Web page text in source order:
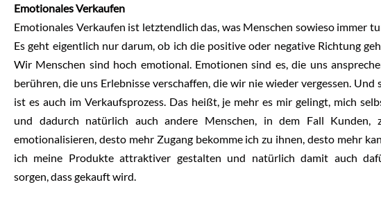
Emotionales Verkaufen
Emotionales Verkaufen ist letztendlich das, was Menschen sowieso immer
Es geht eigentlich nur darum, ob ich die positive oder negative Richtung
Wir Menschen sind hoch emotional. Emotionen sind es, die uns
berühren, die uns Erlebnisse verschaffen, die wir nie wieder vergessen. Und
ist es auch im Verkaufsprozess. Das heißt, je mehr es mir gelingt, mich
und dadurch natürlich auch andere Menschen, in dem Fall Kunden,
emotionalisieren, desto mehr Zugang bekomme ich zu ihnen, desto mehr
ich meine Produkte attraktiver gestalten und natürlich damit auch
sorgen, dass gekauft wird.